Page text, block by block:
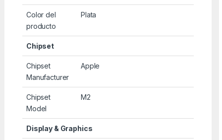
Color del
producto
Plata
Chipset
Chipset
Manufacturer
Apple
Chipset
Model
M2
Display & Graphics